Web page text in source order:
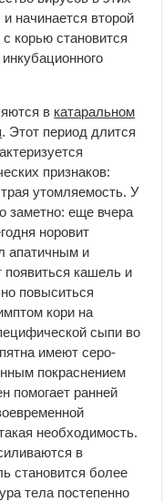
начинается второй
корью становится
в катаральном
. Этот период длится
признаков:
утомляемость. У
заметно: еще вчера
норовит
апатичным и
кашель и
повыситься
кори на
сыпи во
имеют серо-
покраснением
помогает ранней
необходимость.
в
становится более
тела постепенно